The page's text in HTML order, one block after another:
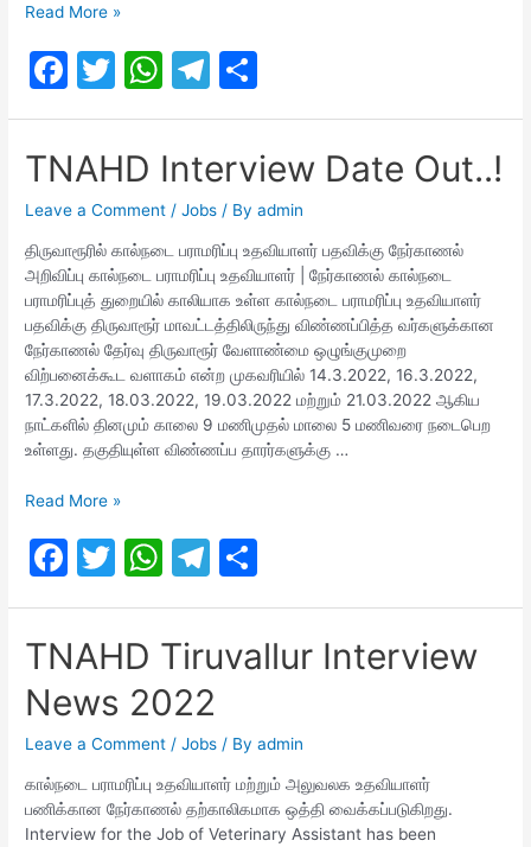
Tamilnadu
Husbandry
Assistant
Read More »
F
a
c
e
b
o
o
k
T
w
itt
er
W
h
at
s
A
p
p
T
el
gr
a
m
h
ar
e
TNAHD Interview Date Out..!
Leave a Comment /Jobs / Byadmin
திருவாரூரில் கால்நடை பராமரிப்பு உதவியாளர் பதவிக்கு நேர்காணல்
அறிவிப்பு கால்நடை பராமரிப்பு உதவியாளர் | நேர்காணல் கால்நடை
பராமரிப்புத் துறையில் காலியாக உள்ள கால்நடை பராமரிப்பு உதவியாளர்
பதவிக்கு திருவாரூர் மாவட்டத்திலிருந்து விண்ணப்பித்த வர்களுக்கான
நேர்காணல் தேர்வு திருவாரூர் வேளாண்மை ஒழுங்குமுறை
விற்பனைக்கூட வளாகம் என்ற முகவரியில் 14.3.2022, 16.3.2022,
17.3.2022, 18.03.2022, 19.03.2022 மற்றும் 21.03.2022 ஆகிய
நாட்களில் தினமும் காலை 9 மணிமுதல் மாலை 5 மணிவரை நடைபெற
உள்ளது. தகுதியுள்ள விண்ணப்ப தாரர்களுக்கு …
TNAHD
Date
Out..!
Read More »
F
a
c
e
b
o
o
k
T
w
itt
er
W
h
at
s
A
p
p
T
el
gr
a
m
h
ar
e
TNAHD Tiruvallur Interview
News 2022
Leave a Comment /Jobs / Byadmin
கால்நடை பராமரிப்பு உதவியாளர் மற்றும் அலுவலக உதவியாளர்
பணிக்கான நேர்காணல் தற்காலிகமாக ஒத்தி வைக்கப்படுகிறது.
Interview for the Job of Veterinary Assistant has been